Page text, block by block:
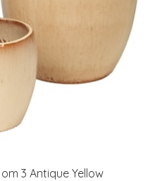
3 Antique Yellow